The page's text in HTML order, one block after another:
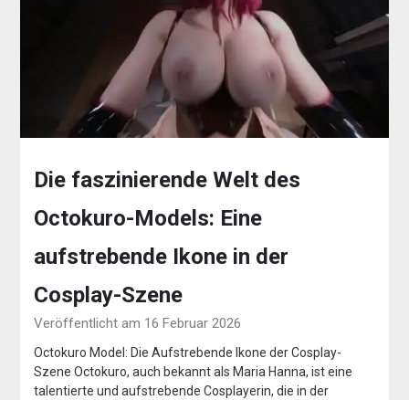
Die faszinierende Welt des
Octokuro-Models: Eine
aufstrebende Ikone in der
Cosplay-Szene
Veröffentlicht am 16 Februar 2026
Octokuro Model: Die Aufstrebende Ikone der Cosplay-
Szene Octokuro, auch bekannt als Maria Hanna, ist eine
talentierte und aufstrebende Cosplayerin, die in der